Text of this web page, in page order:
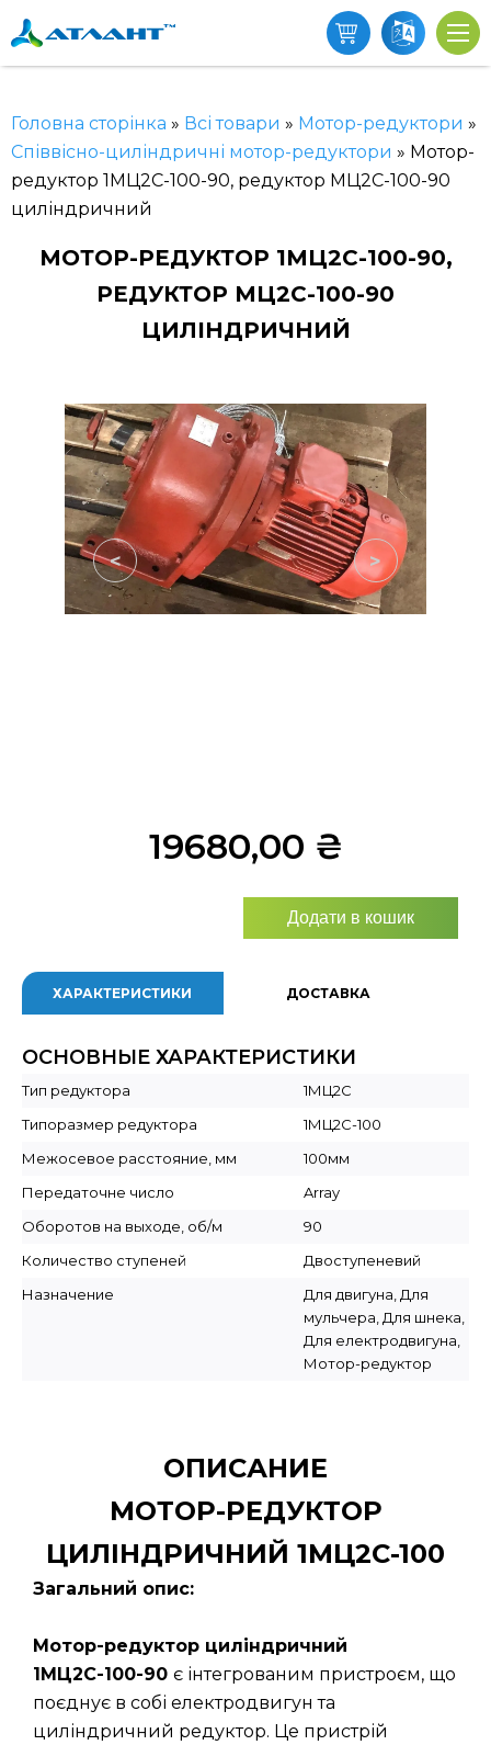
Головна сторінка » Всі товари » Мотор-редуктори »
Співвісно-циліндричні мотор-редуктори » Мотор-
редуктор 1МЦ2С-100-90, редуктор МЦ2С-100-90
циліндричний
МОТОР-РЕДУКТОР 1МЦ2С-100-90,
РЕДУКТОР МЦ2С-100-90
ЦИЛІНДРИЧНИЙ
< >
19680,00 ₴
Додати в кошик
ХАРАКТЕРИСТИКИ ДОСТАВКА
ОСНОВНЫЕ ХАРАКТЕРИСТИКИ
Тип редуктора
1МЦ2С
Типоразмер редуктора
1МЦ2С-100
Межосевое расстояние, мм
100мм
Передаточне число
Array
Оборотов на выходе, об/м
90
Количество ступеней
Двоступеневий
Назначение
Для двигуна, Для
мульчера, Для шнека,
Для електродвигуна,
Мотор-редуктор
ОПИСАНИЕ
МОТОР-РЕДУКТОР
ЦИЛІНДРИЧНИЙ 1МЦ2С-100
Загальний опис:
Мотор-редуктор циліндричний
1МЦ2С-100-90 є інтегрованим пристроєм, що
поєднує в собі електродвигун та
циліндричний редуктор. Це пристрій